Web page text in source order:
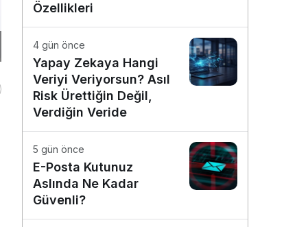
Özellikleri
4 gün önce
Yapay Zekaya Hangi
Veriyi Veriyorsun? Asıl
Risk Ürettiğin Değil,
Verdiğin Veride
5 gün önce
E-Posta Kutunuz
Aslında Ne Kadar
Güvenli?